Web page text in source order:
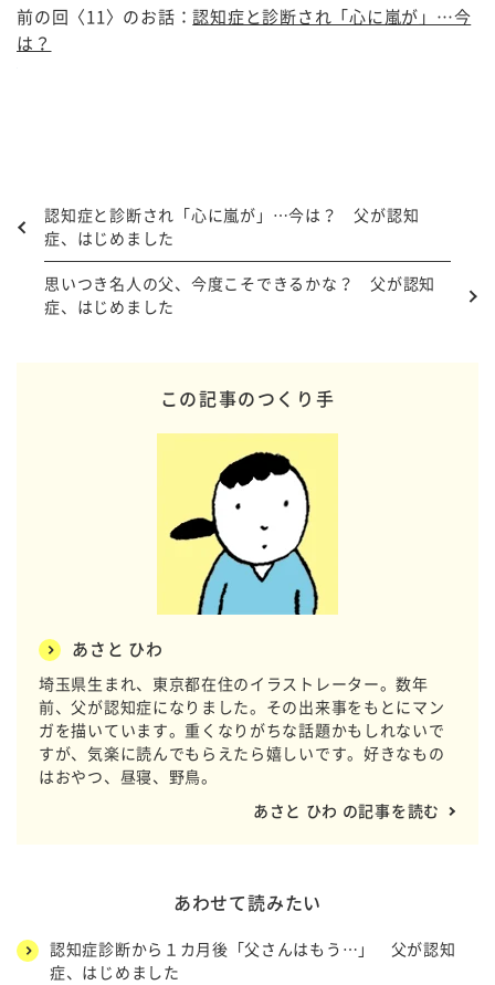
前の回〈11〉のお話：認知症と診断され「心に嵐が」…今
は？
認知症と診断され「心に嵐が」…今は？ 父が認知
症、はじめました
思いつき名人の父、今度こそできるかな？ 父が認知
症、はじめました
この記事のつくり手
あさと ひわ
埼玉県生まれ、東京都在住のイラストレーター。数年
前、父が認知症になりました。その出来事をもとにマン
ガを描いています。重くなりがちな話題かもしれないで
すが、気楽に読んでもらえたら嬉しいです。好きなもの
はおやつ、昼寝、野鳥。
あさと ひわ の記事を読む
あわせて読みたい
認知症診断から１カ月後「父さんはもう…」 父が認知
症、はじめました